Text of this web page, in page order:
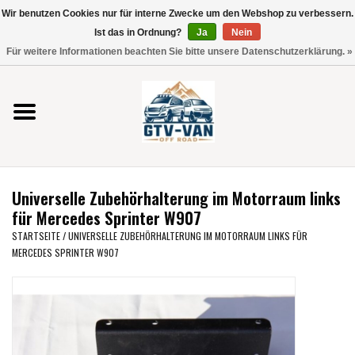
Verwende
die
nach
oben
und
unten,
verfügbare
Ergebnis
auszuwählen.
Eingabetaste,
um
zum
Vito / V-Klasse 447
Viano /Vito 639
VW T7 2025
VW T6
VW T5
VW CRAFTER / MAN TGE
Universelle Zubehörhalterung im Motorraum links
für Mercedes Sprinter W907
STARTSEITE/UNIVERSELLE ZUBEHÖRHALTERUNG IM MOTORRAUM LINKS FÜR
MERCEDES SPRINTER W907
Wir benutzen Cookies nur für interne Zwecke um den Webshop zu verbessern.
Ist das in Ordnung?
Ja
Nein
Für weitere Informationen beachten Sie bitte unsere Datenschutzerklärung. »